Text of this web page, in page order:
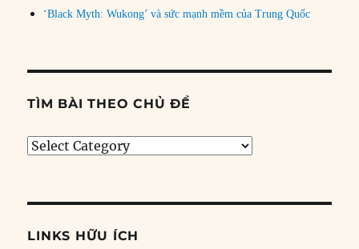
‘Black Myth: Wukong’ và sức mạnh mềm của Trung Quốc
TÌM BÀI THEO CHỦ ĐỀ
Tìm
đề
LINKS HỮU ÍCH